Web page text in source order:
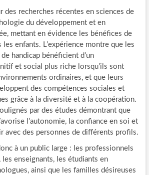
des recherches récentes en sciences de
du développement et en
mettant en évidence les bénéfices de
les enfants. L’expérience montre que les
handicap bénéficient d’un
et social plus riche lorsqu’ils sont
ordinaires, et que leurs
des compétences sociales et
grâce à la diversité et à la coopération.
par des études démontrant que
l’autonomie, la confiance en soi et
avec des personnes de différents profils.
à un public large : les professionnels
enseignants, les étudiants en
ainsi que les familles désireuses